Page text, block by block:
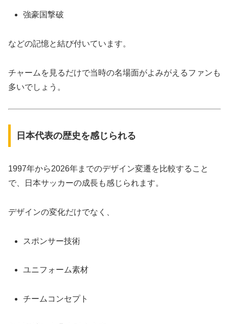
強豪国撃破
などの記憶と結び付いています。
チャームを見るだけで当時の名場面がよみがえるファンも
多いでしょう。
日本代表の歴史を感じられる
1997年から2026年までのデザイン変遷を比較すること
で、日本サッカーの成長も感じられます。
デザインの変化だけでなく、
スポンサー技術
ユニフォーム素材
チームコンセプト